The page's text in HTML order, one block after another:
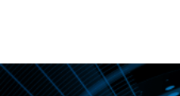
ン
ツ
ー
シ